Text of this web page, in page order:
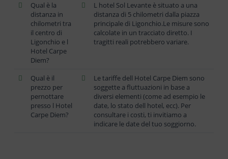
Qual è la
distanza in
chilometri tra
il centro di
Ligonchio e l
Hotel Carpe
Diem?
L hotel Sol Levante è situato a una
distanza di 5 chilometri dalla piazza
principale di Ligonchio.Le misure sono
calcolate in un tracciato diretto. I
tragitti reali potrebbero variare.
Qual è il
prezzo per
pernottare
presso l Hotel
Carpe Diem?
Le tariffe dell Hotel Carpe Diem sono
soggette a fluttuazioni in base a
diversi elementi (come ad esempio le
date, lo stato dell hotel, ecc). Per
consultare i costi, ti invitiamo a
indicare le date del tuo soggiorno.